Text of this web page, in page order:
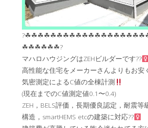
☘︎☘︎☘︎☘︎☘︎☘︎?
マハロハウジングはZEHビルダーです??‍
高性能な住宅をメーカーさんよりもお安
気密測定によるC値の全棟計測
(現在までのC値測定値0.1〜0.4)
ZEH，BELS評価，長期優良認定，耐震等
構造，smartHEMS etcの建築に対応??‍